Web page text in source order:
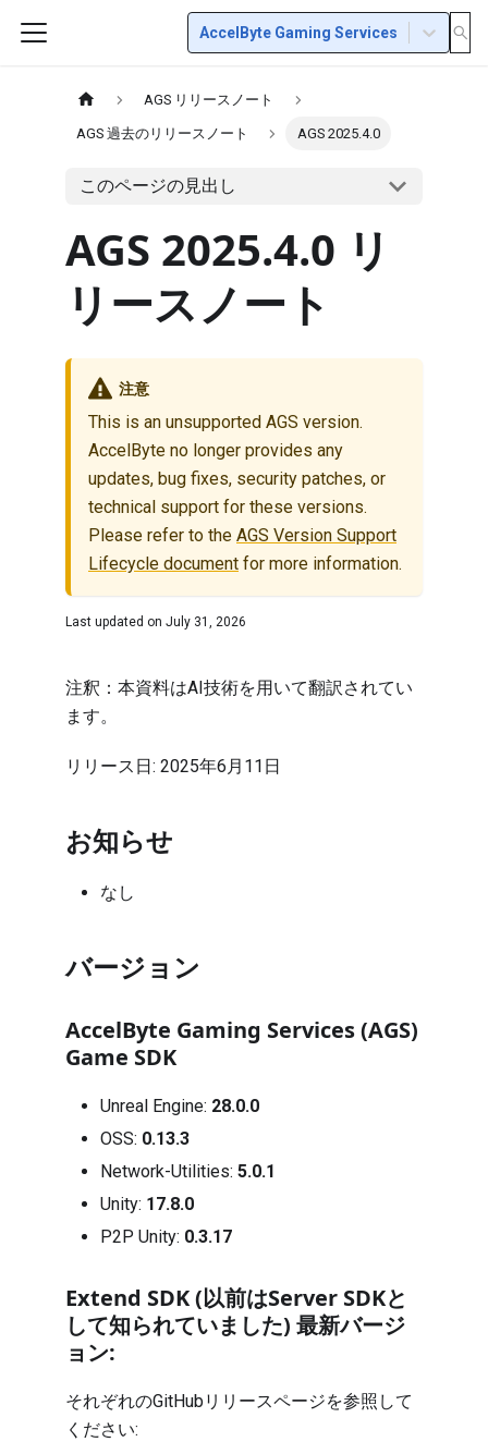
AccelByte Gaming Services
AGS リリースノート
AGS 過去のリリースノート AGS 2025.4.0
このページの見出し
AGS 2025.4.0 リ
リースノート
注意
This is an unsupported AGS version.
AccelByte no longer provides any
updates, bug fixes, security patches, or
technical support for these versions.
Please refer to the AGS Version Support
Lifecycle document for more information.
Last updated on July 31, 2026
注釈：本資料はAI技術を用いて翻訳されてい
ます。
リリース日: 2025年6月11日
お知らせ
なし
バージョン
AccelByte Gaming Services (AGS)
Game SDK
Unreal Engine: 28.0.0
OSS: 0.13.3
Network-Utilities: 5.0.1
Unity: 17.8.0
P2P Unity: 0.3.17
Extend SDK (以前はServer SDKと
して知られていました) 最新バージ
ョン:
それぞれのGitHubリリースページを参照して
ください: